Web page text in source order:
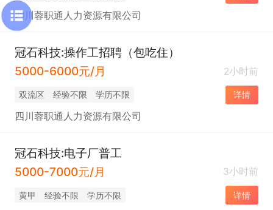
四川蓉职通人力资源有限公司
冠石科技:操作工招聘（包吃住）
5000-6000元/月
2小时前
双流区 经验不限 学历不限 详情
四川蓉职通人力资源有限公司
冠石科技:电子厂普工
5000-7000元/月
3小时前
黄甲 经验不限 学历不限 详情